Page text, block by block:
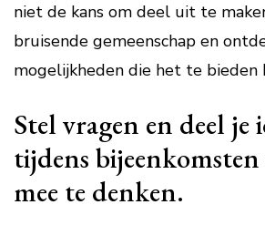
niet de kans om deel uit te
bruisende gemeenschap en
mogelijkheden die het te bieden
Stel vragen en deel je
tijdens
mee te denken.